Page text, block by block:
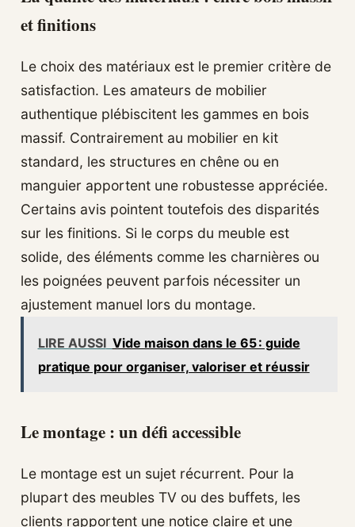
et finitions
Le choix des matériaux est le premier critère de
satisfaction. Les amateurs de mobilier
authentique plébiscitent les gammes en bois
massif. Contrairement au mobilier en kit
standard, les structures en chêne ou en
manguier apportent une robustesse appréciée.
Certains avis pointent toutefois des disparités
sur les finitions. Si le corps du meuble est
solide, des éléments comme les charnières ou
les poignées peuvent parfois nécessiter un
ajustement manuel lors du montage.
LIRE AUSSI Vide maison dans le 65 : guide
pratique pour organiser, valoriser et réussir
Le montage : un défi accessible
Le montage est un sujet récurrent. Pour la
plupart des meubles TV ou des buffets, les
clients rapportent une notice claire et une